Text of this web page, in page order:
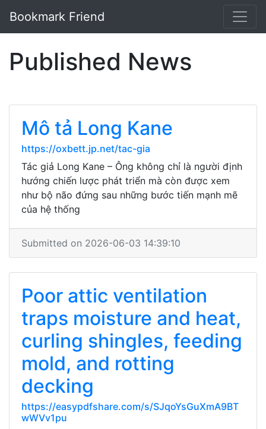
Bookmark Friend
Published News
Mô tả Long Kane
https://oxbett.jp.net/tac-gia
Tác giả Long Kane – Ông không chỉ là người định
hướng chiến lược phát triển mà còn được xem
như bộ não đứng sau những bước tiến mạnh mẽ
của hệ thống
Submitted on 2026-06-03 14:39:10
Poor attic ventilation
traps moisture and heat,
curling shingles, feeding
mold, and rotting
decking
https://easypdfshare.com/s/SJqoYsGuXmA9BT
wWVv1pu